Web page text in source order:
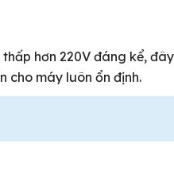
hơn 220V đáng kể, đây
cho máy luôn ổn định.